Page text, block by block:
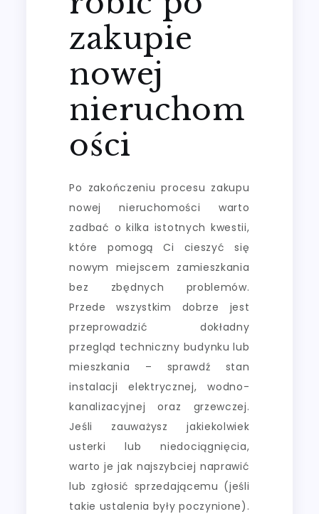
zakupie
nowej
nieruchom
ości
Po zakończeniu procesu zakupu
nowej nieruchomości warto
zadbać o kilka istotnych kwestii,
które pomogą Ci cieszyć się
nowym miejscem zamieszkania
bez zbędnych problemów.
Przede wszystkim dobrze jest
przeprowadzić dokładny
przegląd techniczny budynku lub
mieszkania – sprawdź stan
instalacji elektrycznej, wodno-
kanalizacyjnej oraz grzewczej.
Jeśli zauważysz jakiekolwiek
usterki lub niedociągnięcia,
warto je jak najszybciej naprawić
lub zgłosić sprzedającemu (jeśli
takie ustalenia były poczynione).